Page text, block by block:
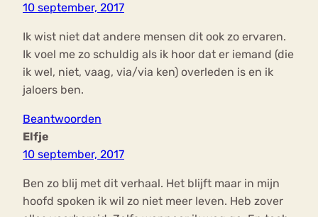
10 september, 2017
Ik wist niet dat andere mensen dit ook zo ervaren.
Ik voel me zo schuldig als ik hoor dat er iemand (die
ik wel, niet, vaag, via/via ken) overleden is en ik
jaloers ben.
Beantwoorden
Elfje
10 september, 2017
Ben zo blij met dit verhaal. Het blijft maar in mijn
hoofd spoken ik wil zo niet meer leven. Heb zover